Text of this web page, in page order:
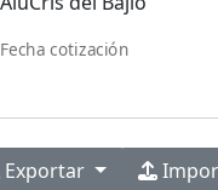
Fecha cotización
Exportar